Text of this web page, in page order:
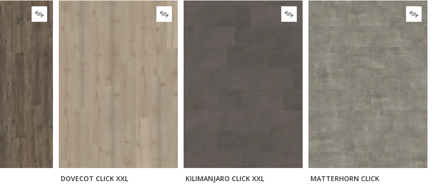
DOVECOT CLICK XXL
KILIMANJARO CLICK XXL
MATTERHORN CLICK